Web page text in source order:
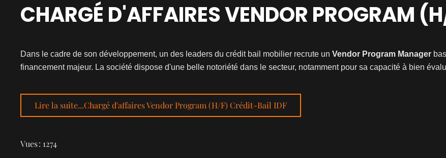
CHARGÉ D'AFFAIRES VENDOR PROGRAM
Dans le cadre de son développement, un des leaders du crédit bail mobilier recrute un Vendor Program Manager
financement majeur. La société dispose d'une belle notoriété dans le secteur, notamment pour sa capacité à bien
Lire la suite...Chargé d'affaires Vendor Program (H/F) Crédit-Bail IDF
Vues : 1274